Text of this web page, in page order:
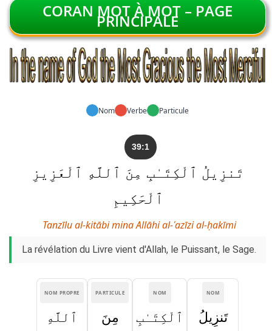
CORAN MOT À MOT – PAGE
PRINCIPALE
Nom Verbe Particule
39:1
تَنزِيلُ ٱلْكِتَـٰبِ مِنَ ٱللَّهِ ٱلْعَزِيزِ
ٱلْحَكِيمِ
Tanzīlu al-kitābi mina Allāhi al-ʿazīzi al-ḥakīmi
La révélation du Livre vient d'Allah, le Puissant, le Sage.
NOM
تَنزِيلُ
NOM
ٱلْكِتَـٰبِ
PARTICULE
مِنَ
NOM PROPRE
ٱللَّهِ